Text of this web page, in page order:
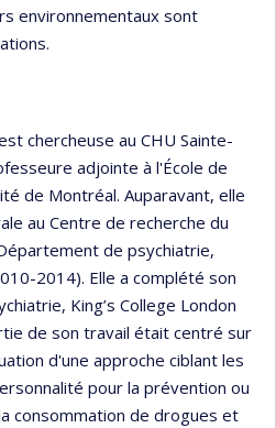
environnementaux sont
chercheuse au CHU Sainte-
adjointe à l'École de
de Montréal. Auparavant, elle
au Centre de recherche du
de psychiatrie,
2014). Elle a complété son
King’s College London
de son travail était centré sur
d'une approche ciblant les
pour la prévention ou
consommation de drogues et